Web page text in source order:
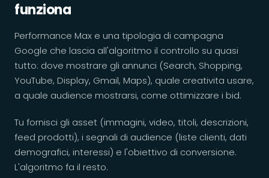
funziona
Performance Max e una tipologia di campagna
Google che lascia all'algoritmo il controllo su quasi
tutto: dove mostrare gli annunci (Search, Shopping,
YouTube, Display, Gmail, Maps), quale creativita usare,
a quale audience mostrarsi, come ottimizzare i bid.
Tu fornisci gli asset (immagini, video, titoli, descrizioni,
feed prodotti), i segnali di audience (liste clienti, dati
demografici, interessi) e l'obiettivo di conversione.
L'algoritmo fa il resto.